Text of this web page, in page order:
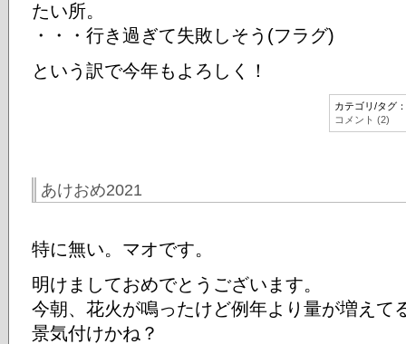
たい所。
・・・行き過ぎて失敗しそう(フラグ)
という訳で今年もよろしく！
カテゴリ/タグ：
コメント (2)
あけおめ2021
特に無い。マオです。
明けましておめでとうございます。
今朝、花火が鳴ったけど例年より量が増えて
景気付けかね？